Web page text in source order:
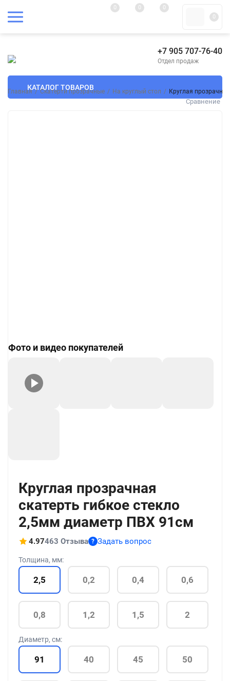
0 0
0
0
+7 905 707-76-40
Отдел продаж
КАТАЛОГ ТОВАРОВ
Главная / Скатерти прозрачные / На круглый стол / Круглая
Сравнение
Фото и видео покупателей
Круглая прозрачная
скатерть гибкое стекло
2,5мм диаметр ПВХ 91см
4.97463 Отзыва ? Задать вопрос
Толщина, мм:
2,5 0,2 0,4 0,6
0,8 1,2 1,5 2
Диаметр, см:
91 40 45 50